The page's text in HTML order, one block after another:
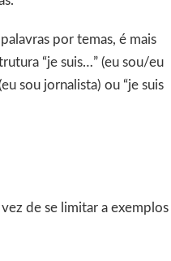
por temas, é mais
“je suis…” (eu sou/eu
sou jornalista) ou “je suis
de se limitar a exemplos